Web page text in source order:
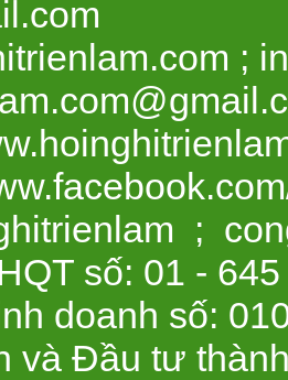
;
;
số: 01 - 645
doanh số:
và Đầu tư